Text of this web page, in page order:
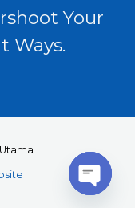
Your
Ways.
Open